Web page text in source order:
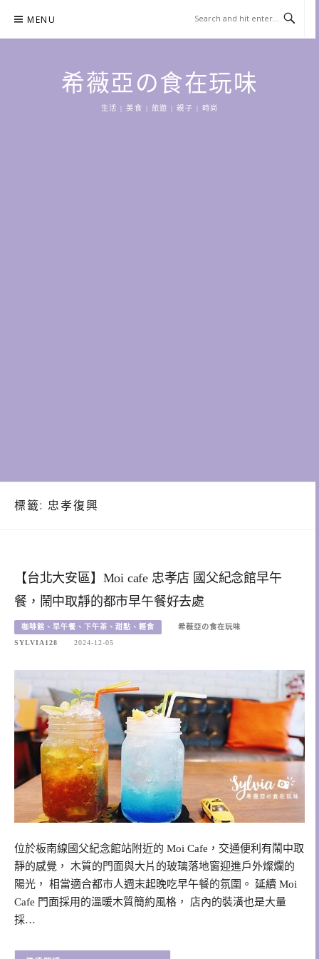
content
MENU
希薇亞の食在玩味
生活 | 美食 | 旅遊 | 親子 | 時尚
標籤: 忠孝復興
【台北大安區】Moi cafe 忠孝店 國父紀念館早午
餐，鬧中取靜的都市早午餐好去處
咖啡館、早午餐、下午茶、甜點、輕食
希薇亞の食在玩味
SYLVIA128
2024-12-05
位於板南線國父紀念館站附近的 Moi Cafe，交通便利有鬧中取
靜的感覺， 木質的門面與大片的玻璃落地窗迎進戶外燦爛的
陽光， 相當適合都市人週末起晚吃早午餐的氛圍。 延續 Moi
Cafe 門面採用的溫暖木質簡約風格， 店內的裝潢也是大量
採…